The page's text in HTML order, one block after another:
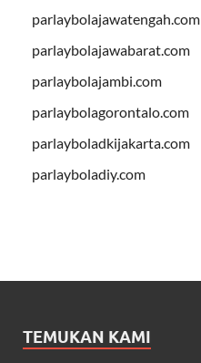
parlaybolajawatengah.com
parlaybolajawabarat.com
parlaybolajambi.com
parlaybolagorontalo.com
parlayboladkijakarta.com
parlayboladiy.com
TEMUKAN KAMI